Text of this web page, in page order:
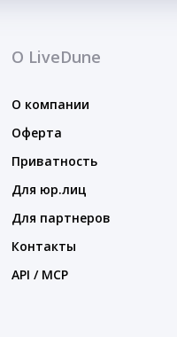
О LiveDune
О компании
Оферта
Приватность
Для юр.лиц
Для партнеров
Контакты
API / MCP